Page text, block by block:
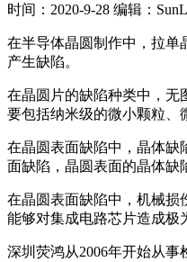
时间：2020-9-28 编辑：
在半导体晶圆制作中，拉
产生缺陷。
在晶圆片的缺陷种类中，无
要包括纳米级的微小颗粒、
在晶圆表面缺陷中，晶体缺
面缺陷，晶圆表面的晶体缺
在晶圆表面缺陷中，机械损
能够对集成电路芯片造成极
深圳荧鸿从2006年开始从